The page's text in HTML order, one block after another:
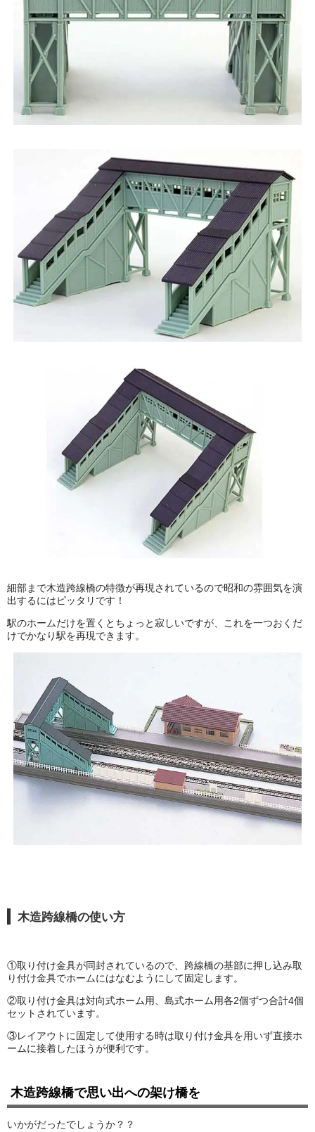
細部まで木造跨線橋の特徴が再現されているので昭和の雰囲気を演
出するにはピッタリです！
駅のホームだけを置くとちょっと寂しいですが、これを一つおくだ
けでかなり駅を再現できます。
木造跨線橋の使い方
①取り付け金具が同封されているので、跨線橋の基部に押し込み取
り付け金具でホームにはなむようにして固定します。
②取り付け金具は対向式ホーム用、島式ホーム用各2個ずつ合計4個
セットされています。
③レイアウトに固定して使用する時は取り付け金具を用いず直接ホ
ームに接着したほうが便利です。
木造跨線橋で思い出への架け橋を
いかがだったでしょうか？？